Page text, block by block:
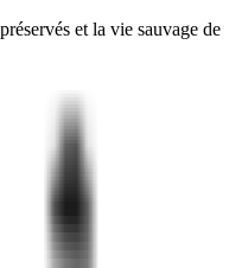
et la vie sauvage de